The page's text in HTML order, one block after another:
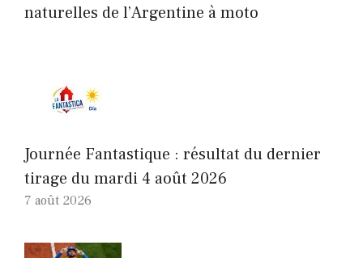
naturelles de l’Argentine à moto
Journée Fantastique : résultat du dernier
tirage du mardi 4 août 2026
7 août 2026